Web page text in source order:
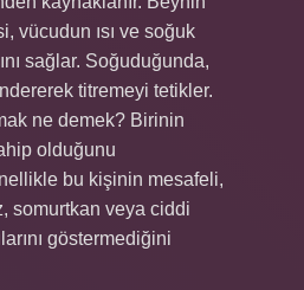
vücudun ısı ve soğuk
sağlar. Soğuduğunda,
titremeyi tetikler.
ne demek? Birinin
olduğunu
bu kişinin mesafeli,
somurtkan veya ciddi
göstermediğini